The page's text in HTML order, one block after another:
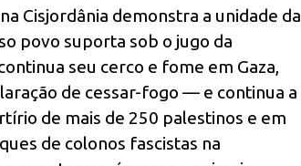
Cisjordânia demonstra a unidade da
povo suporta sob o jugo da
seu cerco e fome em Gaza,
de cessar-fogo — e continua a
de mais de 250 palestinos e em
de colonos fascistas na